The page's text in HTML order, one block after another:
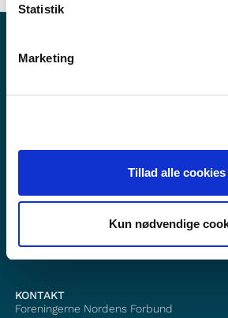
Statistik
Marketing
Tillad alle cookies
Kun nødvendige
Abonner på vårt nyhetsbrev
KONTAKT
Foreningerne Nordens Forbund